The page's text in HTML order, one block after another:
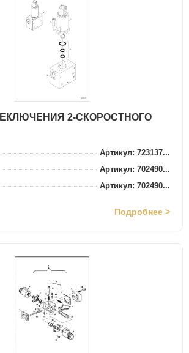
2-СКОРОСТНОГО
Артикул: 723137...
Артикул: 702490...
Артикул: 702490...
Подробнее >